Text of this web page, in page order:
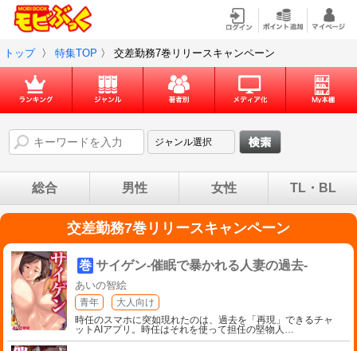
トップ 〉 特集TOP 〉 交差勤務7巻リリースキャンペーン
総合 男性 女性 TL・BL
交差勤務7巻リリースキャンペーン
巻 サイゲン-催眠で暴かれる人妻の過去-
あいの智絵
青年
大人向け
時任のスマホに突如現れたのは、過去を「再現」できるチャ
ットAIアプリ。時任はそれを使って担任の堅物人